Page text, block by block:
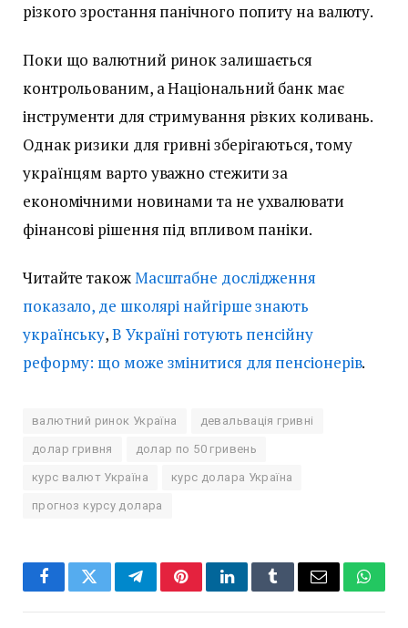
різкого зростання панічного попиту на валюту.
Поки що валютний ринок залишається
контрольованим, а Національний банк має
інструменти для стримування різких коливань.
Однак ризики для гривні зберігаються, тому
українцям варто уважно стежити за
економічними новинами та не ухвалювати
фінансові рішення під впливом паніки.
Читайте такожМасштабне дослідження
показало, де школярі найгірше знають
українську,В Україні готують пенсійну
реформу: що може змінитися для пенсіонерів.
валютний ринок Україна девальвація гривні
долар гривня долар по 50 гривень
курс валют Україна курс долара Україна
прогноз курсу долара
FacebookTwitterTelegramPinterestLinkedInTumblrEmail